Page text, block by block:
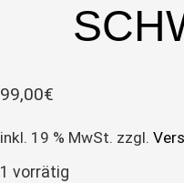
99,00€
inkl. 19 % MwSt. zzgl.
1 vorrätig